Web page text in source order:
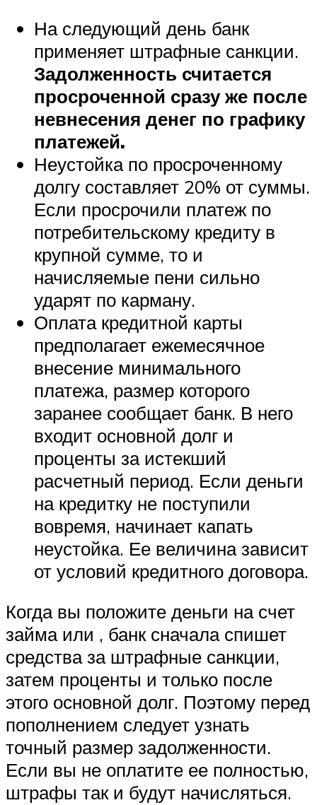
На следующий день банк
применяет штрафные санкции.
Задолженность считается
просроченной сразу же после
невнесения денег по графику
платежей.
Неустойка по просроченному
долгу составляет 20% от суммы.
Если просрочили платеж по
потребительскому кредиту в
крупной сумме, то и
начисляемые пени сильно
ударят по карману.
Оплата кредитной карты
предполагает ежемесячное
внесение минимального
платежа, размер которого
заранее сообщает банк. В него
входит основной долг и
проценты за истекший
расчетный период. Если деньги
на кредитку не поступили
вовремя, начинает капать
неустойка. Ее величина зависит
от условий кредитного договора.
Когда вы положите деньги на счет
займа или , банк сначала спишет
средства за штрафные санкции,
затем проценты и только после
этого основной долг. Поэтому перед
пополнением следует узнать
точный размер задолженности.
Если вы не оплатите ее полностью,
штрафы так и будут начисляться.